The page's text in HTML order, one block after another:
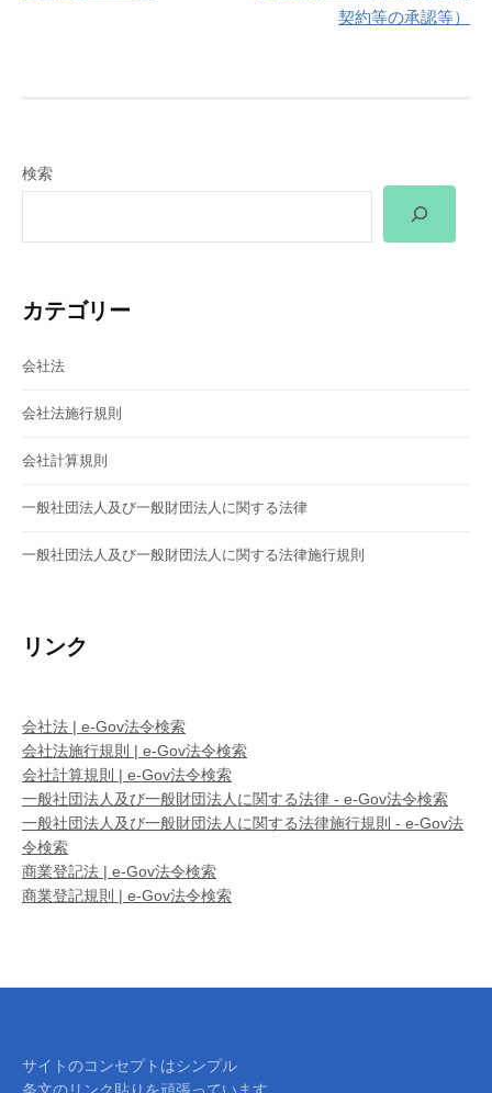
ー
シ
契約等の承認等）
検索
カテゴリー
会社法
会社法施行規則
会社計算規則
一般社団法人及び一般財団法人に関する法律
一般社団法人及び一般財団法人に関する法律施行規則
リンク
会社法 | e-Gov法令検索
会社法施行規則 | e-Gov法令検索
会社計算規則 | e-Gov法令検索
一般社団法人及び一般財団法人に関する法律 - e-Gov法令検索
一般社団法人及び一般財団法人に関する法律施行規則 - e-Gov法
令検索
商業登記法 | e-Gov法令検索
商業登記規則 | e-Gov法令検索
サイトのコンセプトはシンプル